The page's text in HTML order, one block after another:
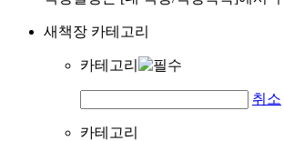
새책장 카테고리
카테고리
취소
카테고리